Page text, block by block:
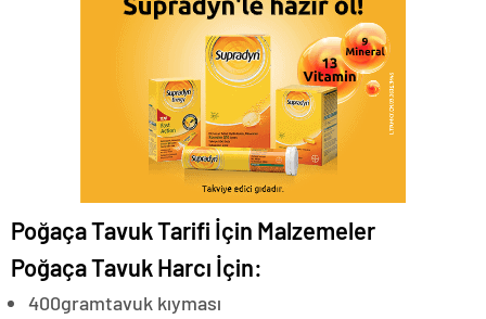
Poğaça Tavuk Tarifi İçin Malzemeler
Poğaça Tavuk Harcı İçin:
400gramtavuk kıyması